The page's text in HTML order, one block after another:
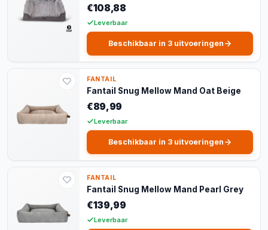
€108,88
Leverbaar
Beschikbaar in 3 uitvoeringen
FANTAIL
Fantail Snug Mellow Mand Oat Beige
€89,99
Leverbaar
Beschikbaar in 3 uitvoeringen
FANTAIL
Fantail Snug Mellow Mand Pearl Grey
€139,99
Leverbaar